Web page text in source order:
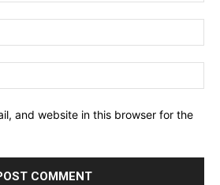
and website in this browser for the